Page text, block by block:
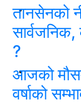
तानसेनको
?
आजको
वर्षाको